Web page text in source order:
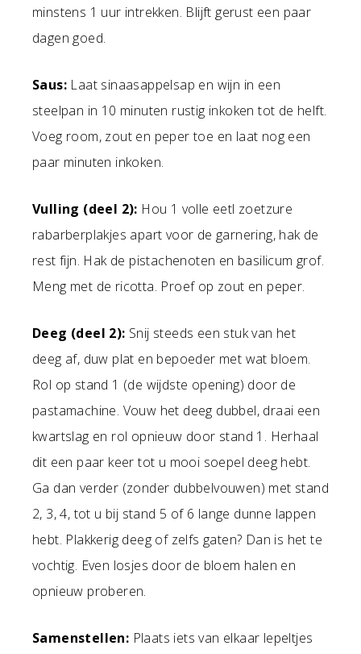
minstens 1 uur intrekken. Blijft gerust een paar
dagen goed.
Saus: Laat sinaasappelsap en wijn in een
steelpan in 10 minuten rustig inkoken tot de helft.
Voeg room, zout en peper toe en laat nog een
paar minuten inkoken.
Vulling (deel 2): Hou 1 volle eetl zoetzure
rabarberplakjes apart voor de garnering, hak de
rest fijn. Hak de pistachenoten en basilicum grof.
Meng met de ricotta. Proef op zout en peper.
Deeg (deel 2): Snij steeds een stuk van het
deeg af, duw plat en bepoeder met wat bloem.
Rol op stand 1 (de wijdste opening) door de
pastamachine. Vouw het deeg dubbel, draai een
kwartslag en rol opnieuw door stand 1. Herhaal
dit een paar keer tot u mooi soepel deeg hebt.
Ga dan verder (zonder dubbelvouwen) met stand
2, 3, 4, tot u bij stand 5 of 6 lange dunne lappen
hebt. Plakkerig deeg of zelfs gaten? Dan is het te
vochtig. Even losjes door de bloem halen en
opnieuw proberen.
Samenstellen: Plaats iets van elkaar lepeltjes